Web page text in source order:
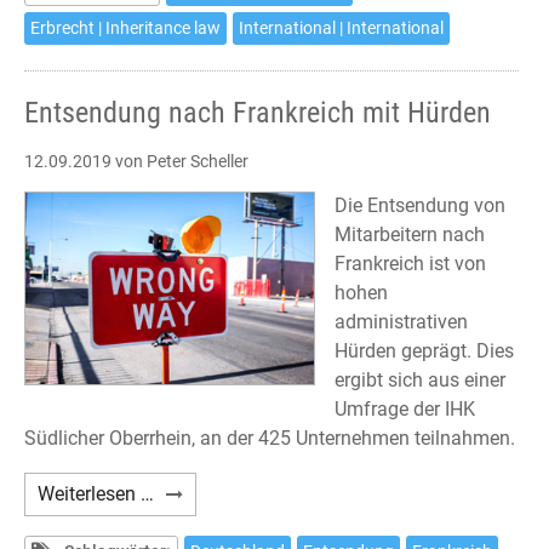
Erbrecht | Inheritance law
International | International
Entsendung nach Frankreich mit Hürden
12.09.2019 von Peter Scheller
Die Entsendung von
Mitarbeitern nach
Frankreich ist von
hohen
administrativen
Hürden geprägt. Dies
ergibt sich aus einer
Umfrage der IHK
Südlicher Oberrhein, an der 425 Unternehmen teilnahmen.
Weiterlesen … Entsendung
nach